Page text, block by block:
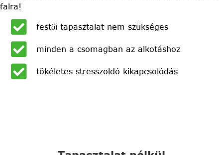
falra!
festői tapasztalat nem szükséges
minden a csomagban az alkotáshoz
tökéletes stresszoldó kikapcsolódás